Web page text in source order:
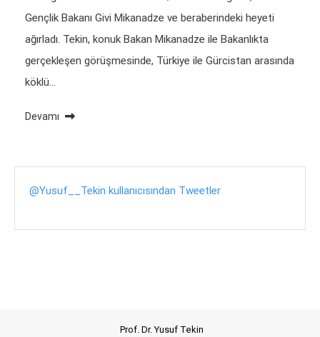
Gençlik Bakanı Givi Mikanadze ve beraberindeki heyeti
ağırladı. Tekin, konuk Bakan Mikanadze ile Bakanlıkta
gerçekleşen görüşmesinde, Türkiye ile Gürcistan arasında
köklü…
Devamı
@Yusuf__Tekin kullanıcısından Tweetler
Prof. Dr. Yusuf Tekin